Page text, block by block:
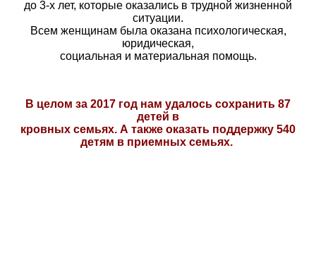
до 3-х лет, которые оказались в трудной жизненной
ситуации.
Всем женщинам была оказана психологическая,
юридическая,
социальная и материальная помощь.
В целом за 2017 год нам удалось сохранить 87
детей в
кровных семьях. А также оказать поддержку 540
детям в приемных семьях.